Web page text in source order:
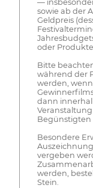
—
sowie ab der
Geldpreis
oder
Bitte
während der
werden,
dann
Begünstigten
Besondere
vergeben
werden,
Stein.